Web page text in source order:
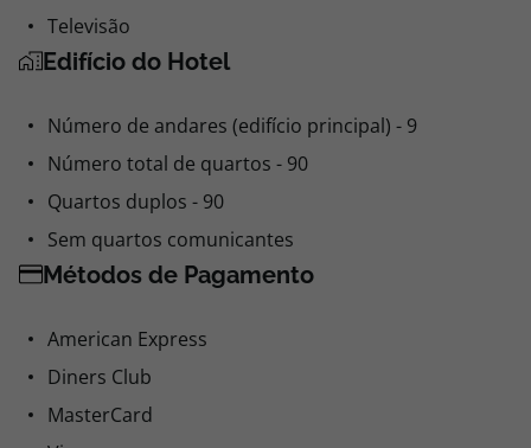
Televisão
Edifício do Hotel
Número de andares (edifício principal) - 9
Número total de quartos - 90
Quartos duplos - 90
Sem quartos comunicantes
Métodos de Pagamento
American Express
Diners Club
MasterCard